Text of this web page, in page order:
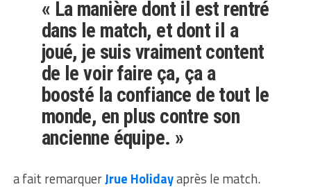
« La manière dont il est rentré
dans le match, et dont il a
joué, je suis vraiment content
de le voir faire ça, ça a
boosté la confiance de tout le
monde, en plus contre son
ancienne équipe. »
a fait remarquerJrue Holidayaprès le match.